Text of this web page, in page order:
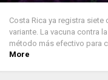
Costa Rica ya registra siete
variante. La vacuna contra
método más efectivo para
More